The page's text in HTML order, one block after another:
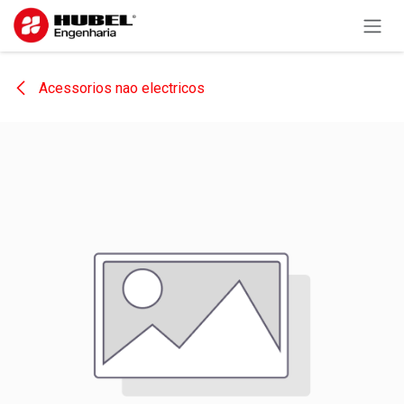
Pular para o conteúdo
Acessorios nao electricos